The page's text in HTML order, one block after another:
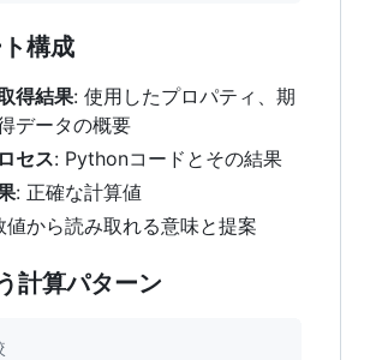
構成
得結果: 使用したプロパティ、期
データの概要
セス: Pythonコードとその結果
: 正確な計算値
値から読み取れる意味と提案
計算パターン